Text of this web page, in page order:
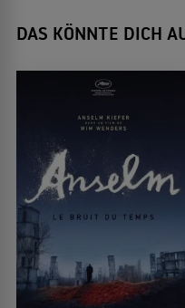
DAS KÖNNTE DICH